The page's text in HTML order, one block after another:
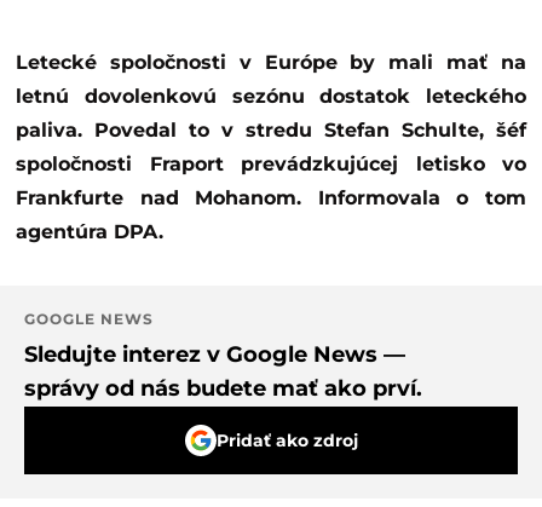
Letecké spoločnosti v Európe by mali mať na
letnú dovolenkovú sezónu dostatok leteckého
paliva. Povedal to v stredu Stefan Schulte, šéf
spoločnosti Fraport prevádzkujúcej letisko vo
Frankfurte nad Mohanom. Informovala o tom
agentúra DPA.
GOOGLE NEWS
Sledujte interez v Google News —
správy od nás budete mať ako prví.
Pridať ako zdroj